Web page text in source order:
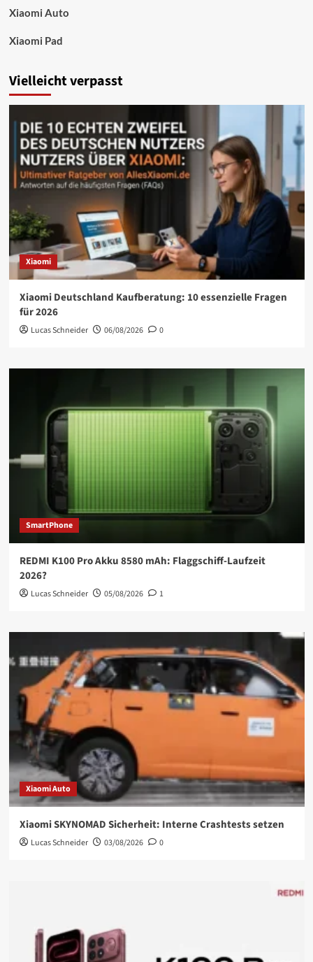
Xiaomi Auto
Xiaomi Pad
Vielleicht verpasst
Xiaomi
Xiaomi Deutschland Kaufberatung: 10 essenzielle Fragen
für 2026
Lucas Schneider 06/08/2026 0
SmartPhone
REDMI K100 Pro Akku 8580 mAh: Flaggschiff-Laufzeit
2026?
Lucas Schneider 05/08/2026 1
Xiaomi Auto
Xiaomi SKYNOMAD Sicherheit: Interne Crashtests setzen
Lucas Schneider 03/08/2026 0